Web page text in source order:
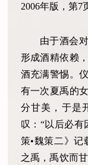
2006年版，第7
由于酒会
形成酒精依赖
酒充满警惕。
有一次夏禹的
分甘美，于是
叹：“以后必有
策•魏策二》记
之禹，禹饮而